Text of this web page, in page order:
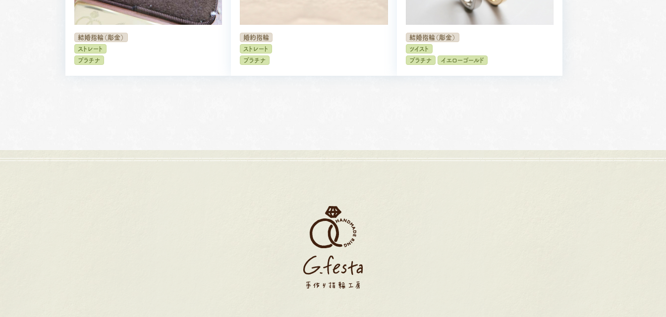
結婚指輪（彫金）
ストレート
プラチナ
婚約指輪
ストレート
プラチナ
結婚指輪（彫金）
ツイスト
プラチナ
イエローゴールド
定休日
第1・第3火曜日・毎週
水曜日
定休日
第2・第4火曜日・毎週
水曜日
定休日
火曜日・水曜日
※祝日の場合は営業
定休日
火曜日・水曜日
※祝日の場合は営業
定休日
火曜日・水曜日
※祝日の場合は営業